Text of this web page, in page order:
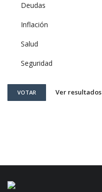
Deudas
Inflación
Salud
Seguridad
VOTAR Ver resultados